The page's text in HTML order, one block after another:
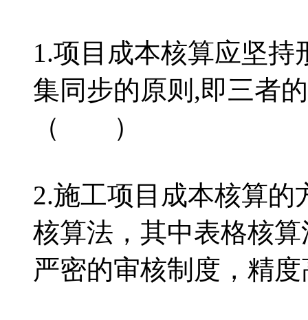
1.项目成本核算应坚
集同步的原则,即三者
（ ）
2.施工项目成本核算
核算法，其中表格核
严密的审核制度，